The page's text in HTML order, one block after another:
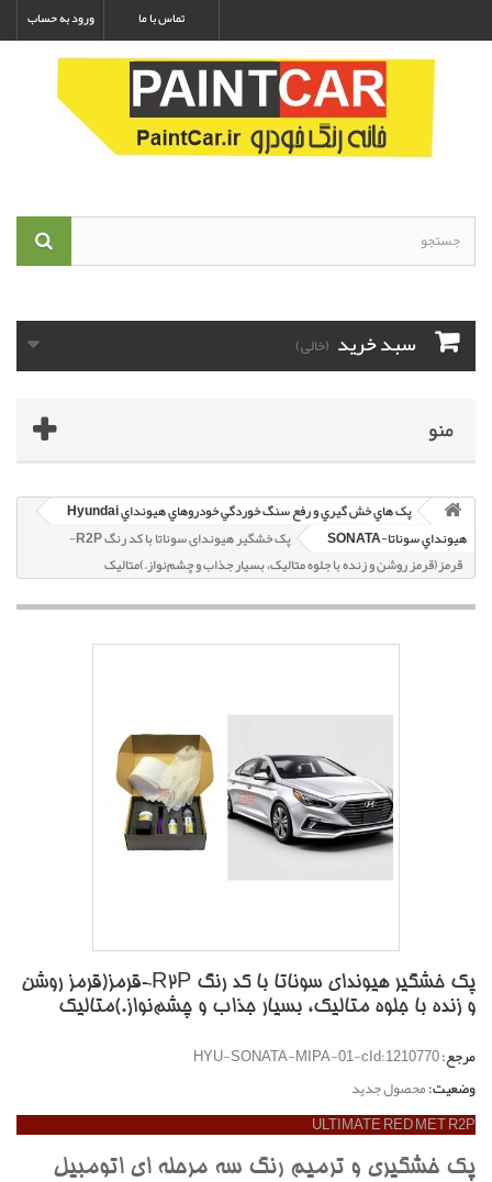
ورود به حساب تماس با ما
سبد خرید (خالی)
منو
پک هاي خش گيري و رفع سنگ خوردگي خودروهاي هيونداي Hyundai
هيونداي سوناتا-SONATA
پک خشگير هیوندای سوناتا با کد رنگ R2P-
قرمز(قرمز روشن و زنده با جلوه متاليک، بسيار جذاب و چشم‌نواز.)متاليک
پک خشگير هیوندای سوناتا با کد رنگ R2P-قرمز(قرمز روشن
و زنده با جلوه متاليک، بسيار جذاب و چشم‌نواز.)متاليک
مرجع:HYU-SONATA-MIPA-01-cId:1210770
وضعیت:محصول جدید
ULTIMATE RED MET R2P
پک خشگيري و ترميم رنگ سه مرحله اي اتومبيل